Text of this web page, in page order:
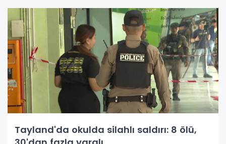
Tayland'da okulda silahlı saldırı: 8 ölü,